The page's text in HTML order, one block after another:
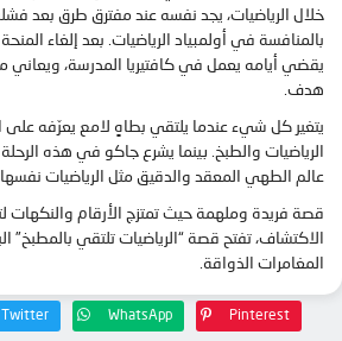
خلال الرياضيات، يجد نفسه عند مفترق طرق بعد
بالمنافسة في أولمبياد الرياضيات. بعد إلغاء
يقضي أيامه يعمل في كافتيريا المدرسة،
هدف.
يتغير كل شيء عندما يلتقي بطاهٍ لامع يعرّفه على
الرياضيات والطبخ. بينما يشرع جاكو في هذه
عالم الطهي المعقد والدقيق مثل الرياضيات نفسها.
قصة فريدة وملهمة حيث تمتزج الأرقام
الاكتشاف، تفتح قصة “الرياضيات تلتقي بالمطبخ”
المغامرات الذواقة.
Twitter WhatsApp Pinterest